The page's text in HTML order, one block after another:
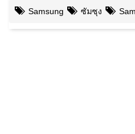
Samsung ซัมซุง